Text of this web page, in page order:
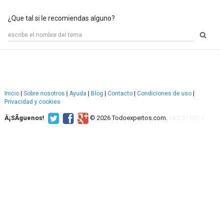
¿Que tal si le recomiendas alguno?
Inicio Sobre nosotros Ayuda Blog Contacto Condiciones de uso
Privacidad y cookies
Â¡SÃ­guenos! © 2026 Todoexpertos.com.